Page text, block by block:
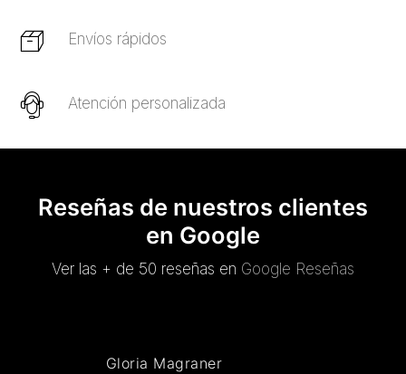
Envíos rápidos
Atención personalizada
Reseñas de nuestros clientes
en Google
Ver las + de 50 reseñas en Google Reseñas
Gloria Magraner